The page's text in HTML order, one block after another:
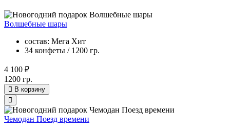
Волшебные шары
состав: Мега Хит
34 конфеты / 1200 гр.
4 100 ₽
1200 гр.
В корзину
Чемодан Поезд времени